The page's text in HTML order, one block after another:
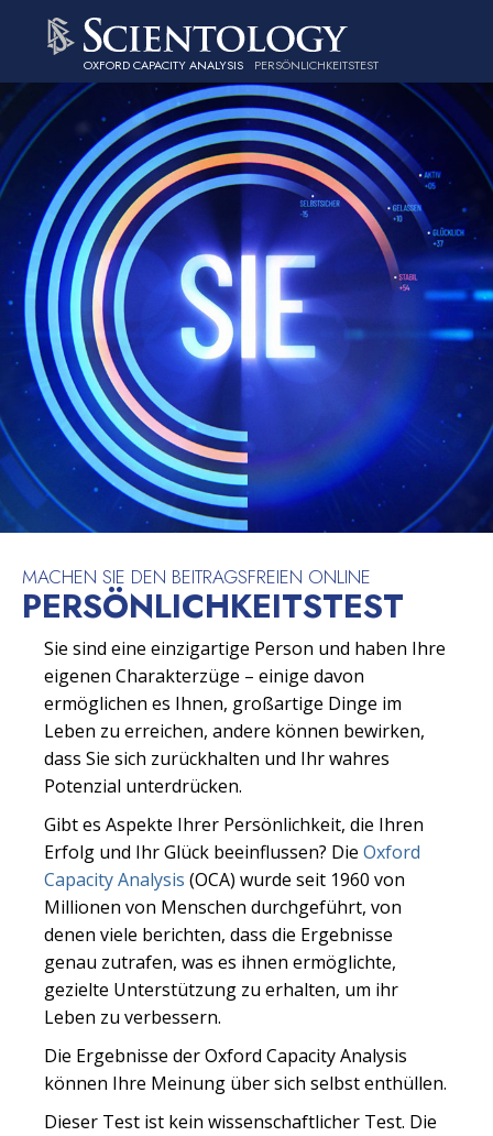
OXFORD CAPACITY ANALYSIS PERSÖNLICHKEITS­TEST
MACHEN SIE DEN BEITRAGSFREIEN ONLINE
PERSÖNLICHKEITSTEST
Sie sind eine einzigartige Person und haben Ihre
eigenen Charakterzüge – einige davon
ermöglichen es Ihnen, großartige Dinge im
Leben zu erreichen, andere können bewirken,
dass Sie sich zurückhalten und Ihr wahres
Potenzial unterdrücken.
Gibt es Aspekte Ihrer Persönlichkeit, die Ihren
Erfolg und Ihr Glück beeinflussen? Die Oxford
Capacity Analysis (OCA) wurde seit 1960 von
Millionen von Menschen durchgeführt, von
denen viele berichten, dass die Ergebnisse
genau zutrafen, was es ihnen ermöglichte,
gezielte Unterstützung zu erhalten, um ihr
Leben zu verbessern.
Die Ergebnisse der Oxford Capacity Analysis
können Ihre Meinung über sich selbst enthüllen.
Dieser Test ist kein wissenschaftlicher Test. Die